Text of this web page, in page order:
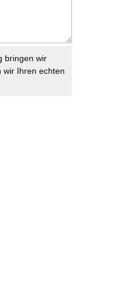
bringen wir
wir Ihren echten